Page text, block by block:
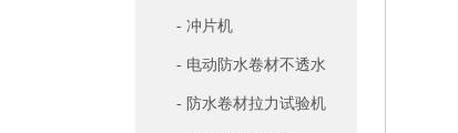
- 冲片机
- 电动防水卷材不透水
- 防水卷材拉力试验机